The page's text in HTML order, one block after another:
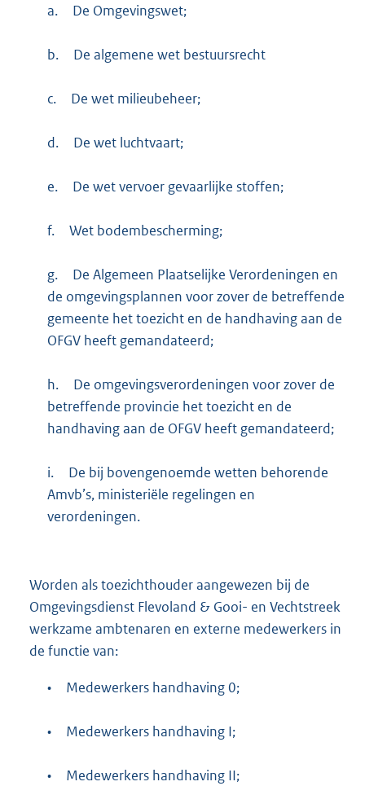
a. De Omgevingswet;
b. De algemene wet bestuursrecht
c. De wet milieubeheer;
d. De wet luchtvaart;
e. De wet vervoer gevaarlijke stoffen;
f. Wet bodembescherming;
g.
De Algemeen Plaatselijke Verordeningen en
de omgevingsplannen voor zover de betreffende
gemeente het toezicht en de handhaving aan de
OFGV heeft gemandateerd;
h.
De omgevingsverordeningen voor zover de
betreffende provincie het toezicht en de
handhaving aan de OFGV heeft gemandateerd;
i.
De bij bovengenoemde wetten behorende
Amvb’s, ministeriële regelingen en
verordeningen.
Worden als toezichthouder aangewezen bij de
Omgevingsdienst Flevoland & Gooi- en Vechtstreek
werkzame ambtenaren en externe medewerkers in
de functie van:
• Medewerkers handhaving 0;
• Medewerkers handhaving I;
• Medewerkers handhaving II;